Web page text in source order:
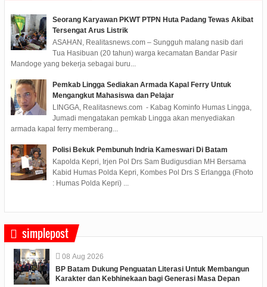
Seorang Karyawan PKWT PTPN Huta Padang Tewas Akibat
Tersengat Arus Listrik
ASAHAN, Realitasnews.com – Sungguh malang nasib dari
Tua Hasibuan (20 tahun) warga kecamatan Bandar Pasir
Mandoge yang bekerja sebagai buru...
Pemkab Lingga Sediakan Armada Kapal Ferry Untuk
Mengangkut Mahasiswa dan Pelajar
LINGGA, Realitasnews.com - Kabag Kominfo Humas Lingga,
Jumadi mengatakan pemkab Lingga akan menyediakan
armada kapal ferry memberang...
Polisi Bekuk Pembunuh Indria Kameswari Di Batam
Kapolda Kepri, Irjen Pol Drs Sam Budigusdian MH Bersama
Kabid Humas Polda Kepri, Kombes Pol Drs S Erlangga (Fhoto
: Humas Polda Kepri) ...
simplepost
08 Aug 2026
BP Batam Dukung Penguatan Literasi Untuk Membangun
Karakter dan Kebhinekaan bagi Generasi Masa Depan